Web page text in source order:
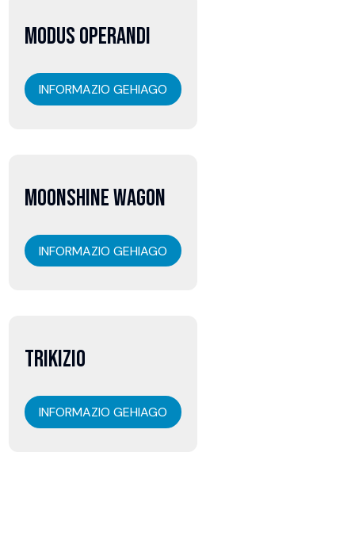
07
MODUS OPERANDI
INFORMAZIO GEHIAGO
07
MOONSHINE WAGON
INFORMAZIO GEHIAGO
07
TRIKIZIO
INFORMAZIO GEHIAGO